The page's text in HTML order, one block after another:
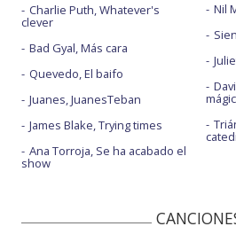
Charlie Puth, Whatever's
clever
Bad Gyal, Más cara
Quevedo, El baifo
Juanes, JuanesTeban
James Blake, Trying times
Ana Torroja, Se ha acabado el
show
Nil